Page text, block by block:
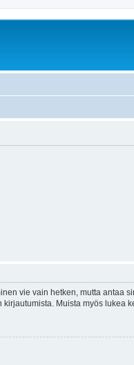
vie vain hetken, mutta
Muista myös lukea